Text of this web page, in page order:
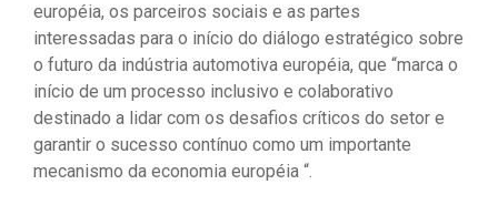
européia, os parceiros sociais e as partes
interessadas para o início do diálogo estratégico sobre
o futuro da indústria automotiva européia, que “marca o
início de um processo inclusivo e colaborativo
destinado a lidar com os desafios críticos do setor e
garantir o sucesso contínuo como um importante
mecanismo da economia européia “.